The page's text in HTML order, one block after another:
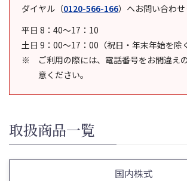
ダイヤル （0120-566-166） へお問い合わせ
平日 8：40～17：10
土日 9：00～17：00（祝日・年末年始を除く
ご利用の際には、電話番号をお間違え
意ください。
取扱商品一覧
国内株式